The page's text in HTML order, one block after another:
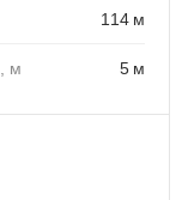
114 м
м 5 м